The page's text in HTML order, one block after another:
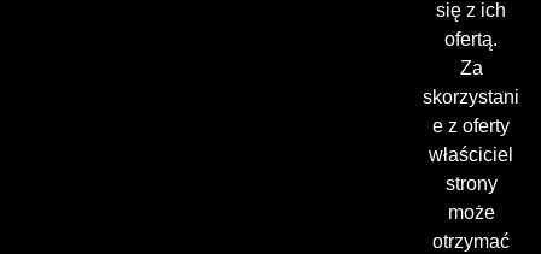
się z ich
ofertą.
Za
skorzystani
e z oferty
właściciel
strony
może
otrzymać